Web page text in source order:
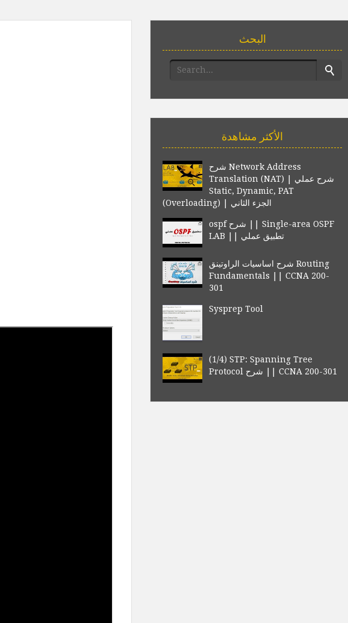
البحث
الأكثر مشاهدة
شرح Network Address
Translation (NAT) | شرح عملي
Static, Dynamic, PAT
(Overloading) | الجزء الثاني
ospf شرح || Single-area OSPF
LAB || تطبيق عملي
شرح اساسيات الراوتينق Routing
Fundamentals || CCNA 200-
301
Sysprep Tool
(1/4) STP: Spanning Tree
Protocol شرح || CCNA 200-301